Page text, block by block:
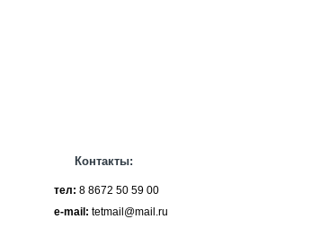
Контакты:
тел: 8 8672 50 59 00
e-mail: tetmail@mail.ru